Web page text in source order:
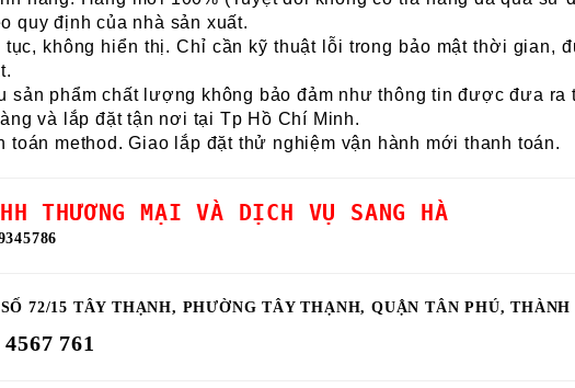
quy định của nhà sản xuất.
không hiển thị.Chỉ cần kỹ thuật lỗi trong bảo mật thời gian,
sản phẩm chất lượng không bảo đảm như thông tin được đưa ra
và lắp đặt tận nơi tại Tp Hồ Chí Minh.
toán method.Giao lắp đặt thử nghiệm vận hành mới thanh toán.
THƯƠNG MẠI VÀ DỊCH VỤ SANG HÀ
SỐ 72/15 TÂY THẠNH, PHƯỜNG TÂY THẠNH, QUẬN TÂN PHÚ,
761